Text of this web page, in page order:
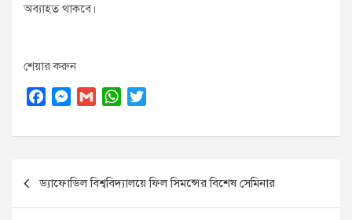
অব্যাহত থাকবে।
শেয়ার করুন
c
o
o
M
s
n
g
G
a
W
a
A
p
i
e
r
navigation
ড্যাফোডিল বিশ্ববিদ্যালয়ে ফিল সিমন্সের বিশেষ সেমিনার